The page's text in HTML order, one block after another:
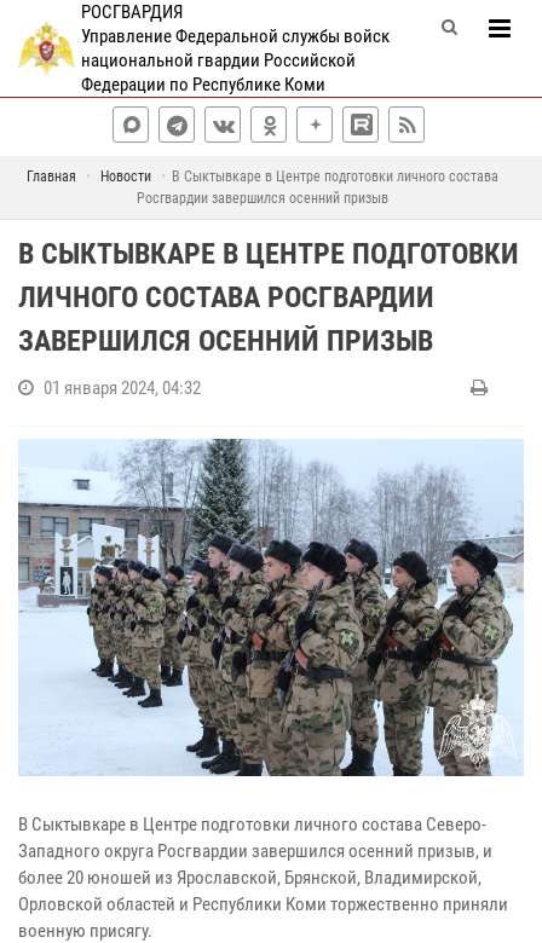
РОСГВАРДИЯ
Управление Федеральной службы войск
национальной гвардии Российской
Федерации по Республике Коми
Главная Новости
В Сыктывкаре в Центре подготовки личного состава
Росгвардии завершился осенний призыв
В СЫКТЫВКАРЕ В ЦЕНТРЕ ПОДГОТОВКИ
ЛИЧНОГО СОСТАВА РОСГВАРДИИ
ЗАВЕРШИЛСЯ ОСЕННИЙ ПРИЗЫВ
01 января 2024, 04:32
В Сыктывкаре в Центре подготовки личного состава Северо-
Западного округа Росгвардии завершился осенний призыв, и
более 20 юношей из Ярославской, Брянской, Владимирской,
Орловской областей и Республики Коми торжественно приняли
военную присягу.